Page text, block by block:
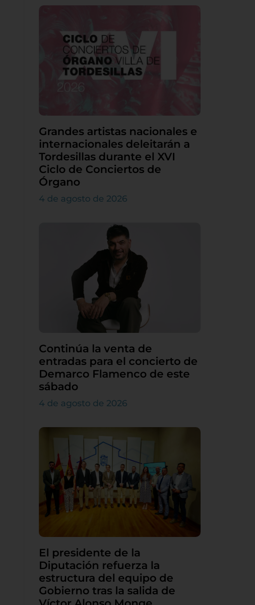
Grandes artistas nacionales e
internacionales deleitarán a
Tordesillas durante el XVI
Ciclo de Conciertos de
Órgano
4 de agosto de 2026
Continúa la venta de
entradas para el concierto de
Demarco Flamenco de este
sábado
4 de agosto de 2026
El presidente de la
Diputación refuerza la
estructura del equipo de
Gobierno tras la salida de